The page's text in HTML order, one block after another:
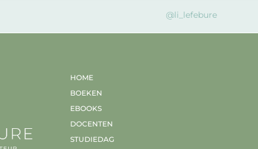
@li_lefebure
HOME
BOEKEN
EBOOKS
DOCENTEN
STUDIEDAG